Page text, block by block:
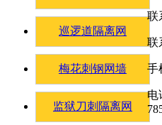
巡逻道隔离网
梅花刺钢网墙
监狱刀刺隔离网
联
联
手
电